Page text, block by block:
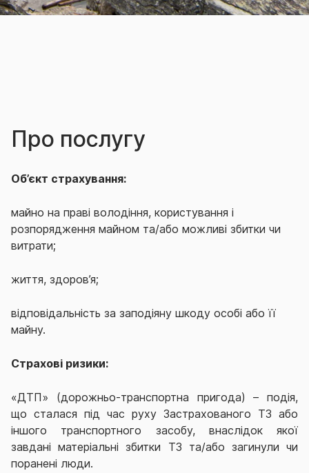
Про послугу
Об’єкт страхування:
майно на праві володіння, користування і
розпорядження майном та/або можливі збитки чи
витрати;
життя, здоров’я;
відповідальність за заподіяну шкоду особі або її
майну.
Страхові ризики:
«ДТП» (дорожньо-транспортна пригода) – подія,
що сталася під час руху Застрахованого ТЗ або
іншого транспортного засобу, внаслідок якої
завдані матеріальні збитки ТЗ та/або загинули чи
поранені люди.